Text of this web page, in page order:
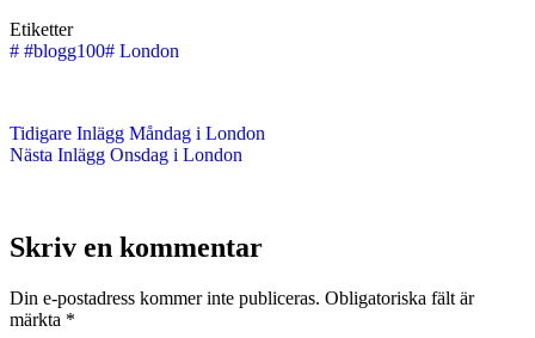
Etiketter
# #blogg100# London
Tidigare Inlägg Måndag i London
Nästa Inlägg Onsdag i London
Skriv en kommentar
Din e-postadress kommer inte publiceras. Obligatoriska fält är
märkta *